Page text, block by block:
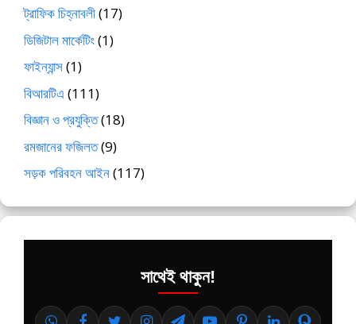
ট্রাফিক চিহ্নাবলী(17)
ডিজিটাল মার্কেটিং(1)
ফাইন্যান্স(1)
বিআরটিএ (111)
বিজ্ঞান ও প্রযুক্তি(18)
রমজানের ফজিলত(9)
সড়ক পরিবহন আইন(117)
সাথেই থাকুন!